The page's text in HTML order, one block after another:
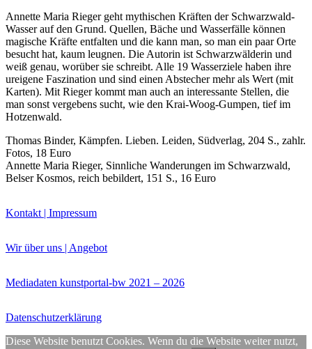
Hörtipps von Harald Schwiers
Marc Peschke – Out of The Länd
Buchtipps von Uli Rothfuss
Hausbesuche
Annette Maria Rieger geht mythischen Kräften der Schwarzwald-
Wasser auf den Grund. Quellen, Bäche und Wasserfälle können
magische Kräfte entfalten und die kann man, so man ein paar Orte
besucht hat, kaum leugnen. Die Autorin ist Schwarzwälderin und
weiß genau, worüber sie schreibt. Alle 19 Wasserziele haben ihre
ureigene Faszination und sind einen Abstecher mehr als Wert (mit
Karten). Mit Rieger kommt man auch an interessante Stellen, die
man sonst vergebens sucht, wie den Krai-Woog-Gumpen, tief im
Hotzenwald.
Thomas Binder, Kämpfen. Lieben. Leiden, Südverlag, 204 S., zahlr.
Fotos, 18 Euro
Annette Maria Rieger, Sinnliche Wanderungen im Schwarzwald,
Belser Kosmos, reich bebildert, 151 S., 16 Euro
Kontakt | Impressum
Wir über uns | Angebot
Mediadaten kunstportal-bw 2021 – 2026
Datenschutzerklärung
Diese Website benutzt Cookies. Wenn du die Website weiter nutzt,